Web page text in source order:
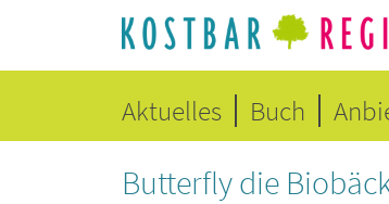
Aktuelles Buch
Butterfly die